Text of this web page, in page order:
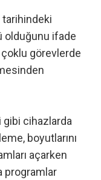
tarihindeki
olduğunu ifade
çoklu görevlerde
gibi cihazlarda
boyutlarını
açarken
programlar